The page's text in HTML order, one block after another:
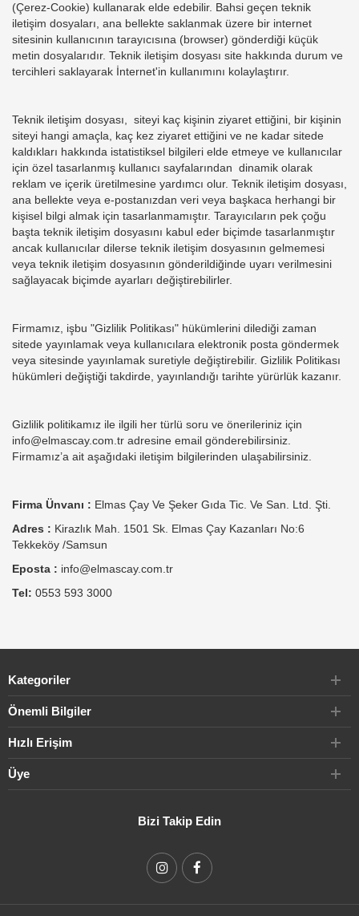
(Çerez-Cookie) kullanarak elde edebilir. Bahsi geçen teknik
iletişim dosyaları, ana bellekte saklanmak üzere bir internet
sitesinin kullanıcının tarayıcısına (browser) gönderdiği küçük
metin dosyalarıdır. Teknik iletişim dosyası site hakkında durum ve
tercihleri saklayarak İnternet'in kullanımını kolaylaştırır.
Teknik iletişim dosyası, siteyi kaç kişinin ziyaret ettiğini, bir kişinin
siteyi hangi amaçla, kaç kez ziyaret ettiğini ve ne kadar sitede
kaldıkları hakkında istatistiksel bilgileri elde etmeye ve kullanıcılar
için özel tasarlanmış kullanıcı sayfalarından dinamik olarak
reklam ve içerik üretilmesine yardımcı olur. Teknik iletişim dosyası,
ana bellekte veya e-postanızdan veri veya başkaca herhangi bir
kişisel bilgi almak için tasarlanmamıştır. Tarayıcıların pek çoğu
başta teknik iletişim dosyasını kabul eder biçimde tasarlanmıştır
ancak kullanıcılar dilerse teknik iletişim dosyasının gelmemesi
veya teknik iletişim dosyasının gönderildiğinde uyarı verilmesini
sağlayacak biçimde ayarları değiştirebilirler.
Firmamız, işbu "Gizlilik Politikası" hükümlerini dilediği zaman
sitede yayınlamak veya kullanıcılara elektronik posta göndermek
veya sitesinde yayınlamak suretiyle değiştirebilir. Gizlilik Politikası
hükümleri değiştiği takdirde, yayınlandığı tarihte yürürlük kazanır.
Gizlilik politikamız ile ilgili her türlü soru ve önerileriniz için
info@elmascay.com.tr adresine email gönderebilirsiniz.
Firmamız’a ait aşağıdaki iletişim bilgilerinden ulaşabilirsiniz.
Firma Ünvanı : Elmas Çay Ve Şeker Gıda Tic. Ve San. Ltd. Şti.
Adres : Kirazlık Mah. 1501 Sk. Elmas Çay Kazanları No:6
Tekkeköy /Samsun
Eposta : info@elmascay.com.tr
Tel: 0553 593 3000
Kategoriler
Önemli Bilgiler
Hızlı Erişim
Üye
Bizi Takip Edin